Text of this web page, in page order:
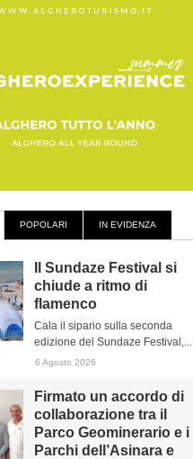
POPOLARI IN EVIDENZA
Il Sundaze Festival si
chiude a ritmo di
flamenco
Cala il sipario sulla seconda
edizione del Sundaze Festival,...
6 Agosto 2026
Firmato un accordo di
collaborazione tra il
Parco Geominerario e i
Parchi dell’Asinara e